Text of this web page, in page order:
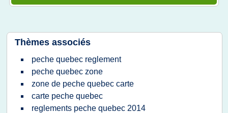
Thèmes associés
peche quebec reglement
peche quebec zone
zone de peche quebec carte
carte peche quebec
reglements peche quebec 2014